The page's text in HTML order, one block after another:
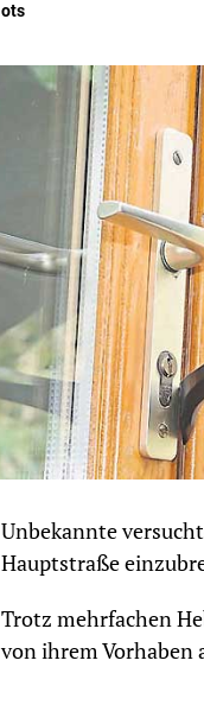
ots
Unbekannte
Hauptstraße
Trotz mehrfachen
von ihrem Vorhaben